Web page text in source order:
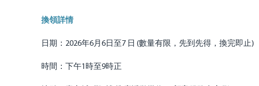
換領詳情
日期：2026年6月6日至7 日 (數量有限，先到先得，換完即止)
時間：下午1時至9時正